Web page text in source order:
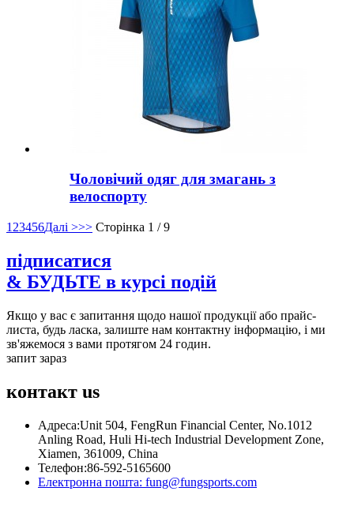
Чоловічий одяг для змагань з
велоспорту
1 23456Далі >>> Сторінка 1 / 9
підписатися
& БУДЬТЕ в курсі подій
Якщо у вас є запитання щодо нашої продукції або прайс-
листа, будь ласка, залиште нам контактну інформацію, і ми
зв'яжемося з вами протягом 24 годин.
запит зараз
контакт us
Адреса:Unit 504, FengRun Financial Center, No.1012
Anling Road, Huli Hi-tech Industrial Development Zone,
Xiamen, 361009, China
Телефон:86-592-5165600
Електронна пошта: fung@fungsports.com